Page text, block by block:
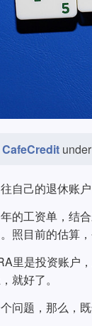
CafeCredit under
自己的退休账
的工资单，结
照目前的估算
里是投资账户
就好了。
问题，那么，